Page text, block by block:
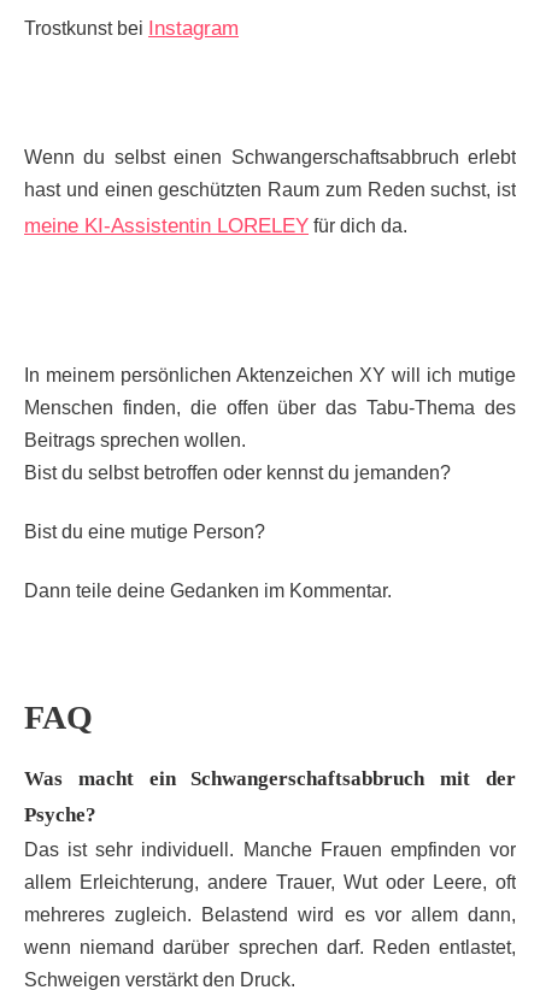
Trostkunst bei Instagram
Wenn du selbst einen Schwangerschaftsabbruch erlebt
hast und einen geschützten Raum zum Reden suchst, ist
meine KI-Assistentin LORELEY für dich da.
In meinem persönlichen Aktenzeichen XY will ich mutige
Menschen finden, die offen über das Tabu-Thema des
Beitrags sprechen wollen.
Bist du selbst betroffen oder kennst du jemanden?
Bist du eine mutige Person?
Dann teile deine Gedanken im Kommentar.
FAQ
Was macht ein Schwangerschaftsabbruch mit der
Psyche?
Das ist sehr individuell. Manche Frauen empfinden vor
allem Erleichterung, andere Trauer, Wut oder Leere, oft
mehreres zugleich. Belastend wird es vor allem dann,
wenn niemand darüber sprechen darf. Reden entlastet,
Schweigen verstärkt den Druck.